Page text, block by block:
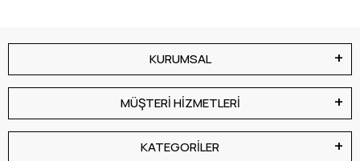
KURUMSAL
MÜŞTERİ HİZMETLERİ
KATEGORİLER